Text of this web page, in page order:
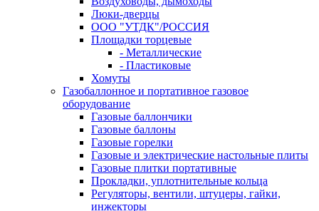
Люки-дверцы
ООО "УТДК"/РОССИЯ
Площадки торцевые
- Металлические
- Пластиковые
Хомуты
Газобаллонное и портативное газовое
оборудование
Газовые баллончики
Газовые баллоны
Газовые горелки
Газовые и электрические настольные плиты
Газовые плитки портативные
Прокладки, уплотнительные кольца
Регуляторы, вентили, штуцеры, гайки,
инжекторы